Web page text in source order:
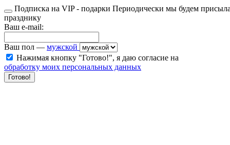
Подписка на VIP - подарки Периодически мы будем
празднику
Ваш e-mail:
Ваш пол — мужской
Нажимая кнопку "Готово!", я даю согласие на
обработку моих персональных данных
Готово!